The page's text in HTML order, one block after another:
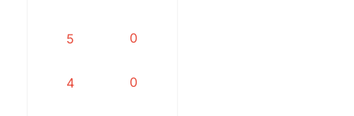
5 0
4 0